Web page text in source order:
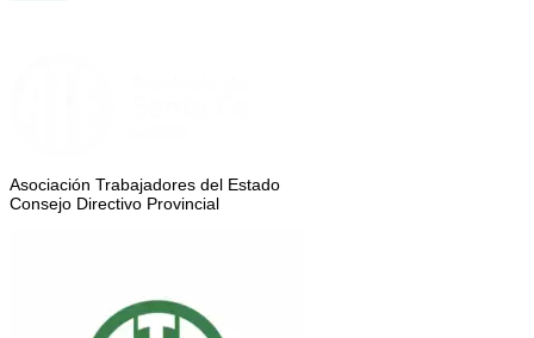
Asociación Trabajadores del Estado
Consejo Directivo Provincial